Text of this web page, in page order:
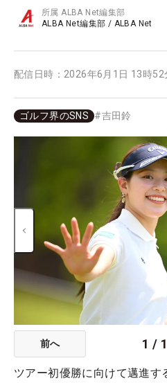
所属ALBA Net編集部
ALBA Net編集部 / ALBA Net
配信日時： 2026年6月1日 13時52
ゴルフ界のSNS #吉田鈴
前へ 1 / 1
ツアー初優勝に向けて邁進す